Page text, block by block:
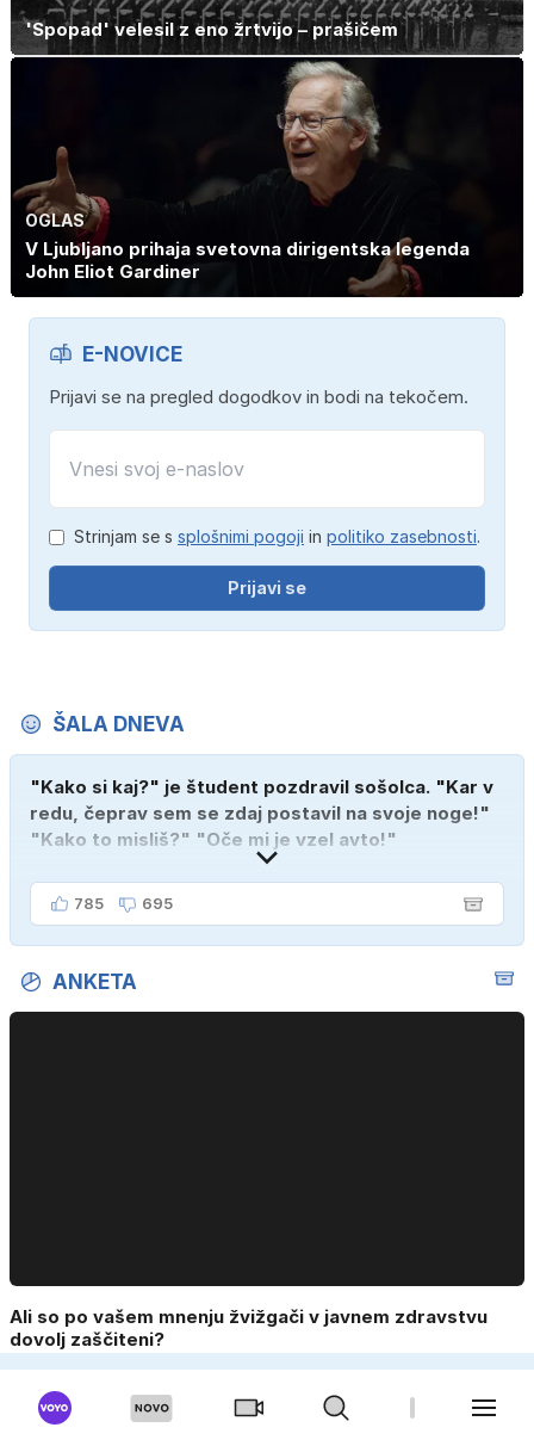
'Spopad' velesil z eno žrtvijo – prašičem
OGLAS
V Ljubljano prihaja svetovna dirigentska legenda
John Eliot Gardiner
E-NOVICE
Prijavi se na pregled dogodkov in bodi na tekočem.
Strinjam se s splošnimi pogoji in politiko zasebnosti.
Prijavi se
ŠALA DNEVA
"Kako si kaj?" je študent pozdravil sošolca. "Kar v
redu, čeprav sem se zdaj postavil na svoje noge!"
"Kako to misliš?" "Oče mi je vzel avto!"
785 695
ANKETA
Ali so po vašem mnenju žvižgači v javnem zdravstvu
dovolj zaščiteni?
Ne.